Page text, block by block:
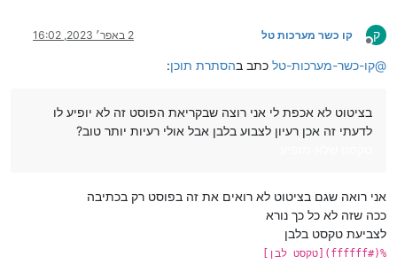
ק
מנותק
קו כשר מערכות טל 2 באפר׳ 2023, 16:02
@קו-כשר-מערכות-טל כתב בהסתרת תוכן:
בציטוט לא אכפת לי אני רוצה שבקריאת הפוסט זה לא יופיע לו
לדעתי זה אכן רעיון לצבוע בלבן אבל אולי רעיות יותר טוב?
אני רואה שגם בציטוט לא רואים את זה בפוסט רק בכתיבה
ככה שזה לא כל כך נורא
לצביעת טקסט בלבן
%(#ffffff)[טקסט לבן]